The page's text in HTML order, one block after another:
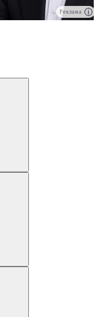
Реклама